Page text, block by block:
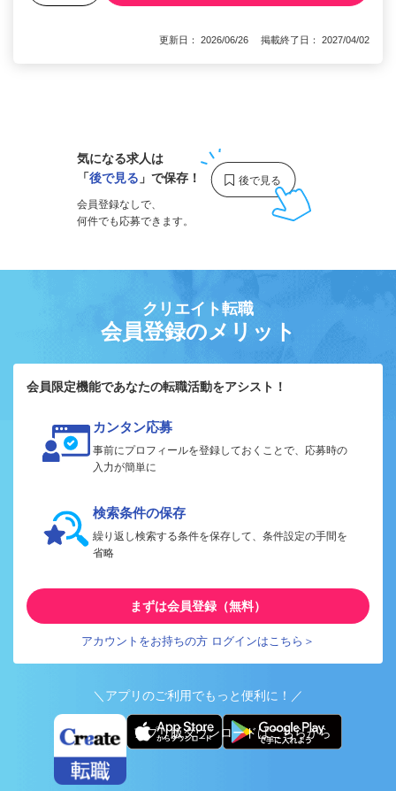
更新日： 2026/06/26 掲載終了日： 2027/04/02
気になる求人は
「後で見る 」で保存！
会員登録なしで、
何件でも応募できます。
クリエイト転職
会員登録のメリット
会員限定機能であなたの転職活動をアシスト！
カンタン応募
事前にプロフィールを登録しておくことで、応募時の
入力が簡単に
検索条件の保存
繰り返し検索する条件を保存して、条件設定の手間を
省略
まずは会員登録（無料）
アカウントをお持ちの方 ログインはこちら＞
＼アプリのご利用でもっと便利に！／
アプリ版ダウンロードはこちらから